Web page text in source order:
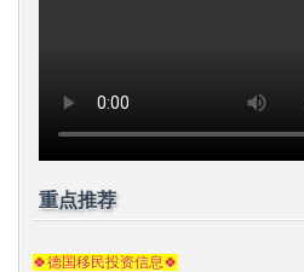
重点推荐
🍀德国移民投资信息🍀